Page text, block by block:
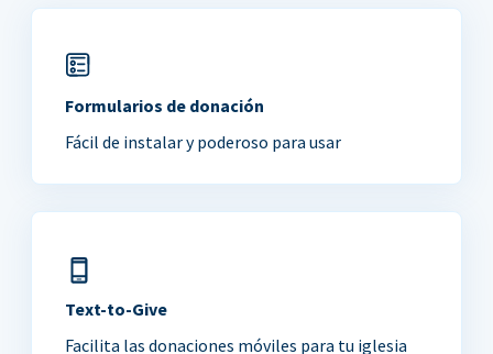
Formularios de donación
Fácil de instalar y poderoso para usar
Text-to-Give
Facilita las donaciones móviles para tu iglesia